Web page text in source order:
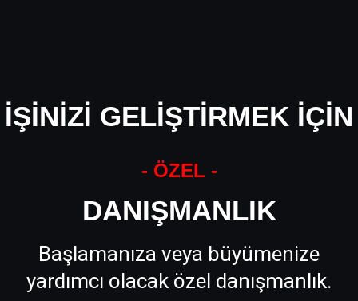
İŞİNİZİ GELİŞTİRMEK İÇİN
- ÖZEL -
DANIŞMANLIK
Başlamanıza veya büyümenize
yardımcı olacak özel danışmanlık.